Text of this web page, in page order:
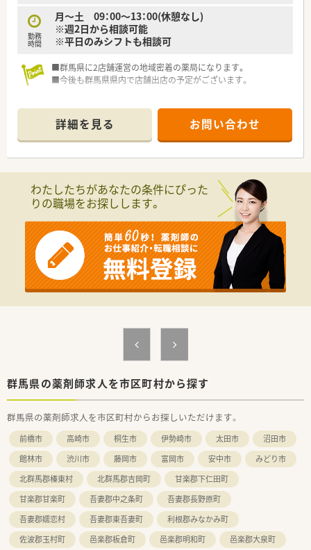
います。
■学会発表と調剤過誤防止研究会も開催しています。
■学会発表は日々の取り組みから奨励。
す。
勤務
時間
月～土 09：00～13：00(休憩なし)
※週2日から相談可能
※平日のみシフトも相談可
■群馬県に2店舗運営の地域密着の薬局になります。
■今後も群馬県県内で店舗出店の予定がございます。
詳細を見る お問い合わせ
わたしたちがあなたの条件にぴった
りの職場をお探しします。
群馬県の薬剤師求人を市区町村から探す
群馬県の薬剤師求人を市区町村からお探しいただけます。
前橋市 高崎市 桐生市 伊勢崎市 太田市
沼田市
館林市
渋川市 藤岡市 富岡市 安中市
みどり市
北群馬郡榛東村
北群馬郡吉岡町
甘楽郡下仁田町
甘楽郡甘楽町
吾妻郡中之条町
吾妻郡長野原町
吾妻郡嬬恋村
吾妻郡東吾妻町
利根郡みなかみ町
佐波郡玉村町
邑楽郡板倉町 邑楽郡明和町
邑楽郡大泉町